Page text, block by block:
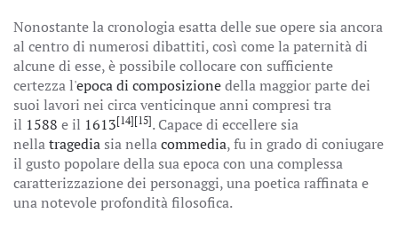
Nonostante la cronologia esatta delle sue opere sia ancora
al centro di numerosi dibattiti, così come la paternità di
alcune di esse, è possibile collocare con sufficiente
certezza l'epoca di composizionedella maggior parte dei
suoi lavori nei circa venticinque anni compresi tra
il 1588 e il 1613[14][15]. Capace di eccellere sia
nellatragedia sia nellacommedia, fu in grado di coniugare
il gusto popolare della sua epoca con una complessa
caratterizzazione dei personaggi, una poetica raffinata e
una notevole profondità filosofica.